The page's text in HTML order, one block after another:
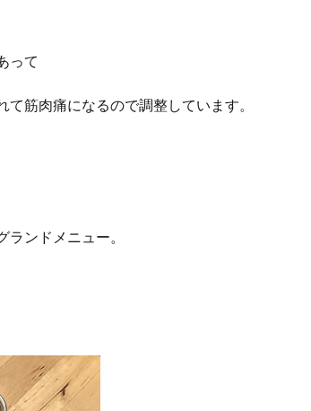
って
筋肉痛になるので調整しています。
ンドメニュー。